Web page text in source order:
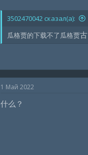
3502470042 сказал(а):
瓜格贾的下载不了瓜格贾古
1 Май 2022
什么？